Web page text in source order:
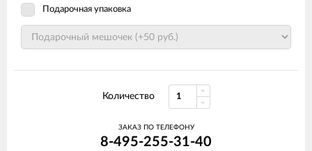
Подарочная упаковка
Количество
ЗАКАЗ ПО ТЕЛЕФОНУ
8-495-255-31-40